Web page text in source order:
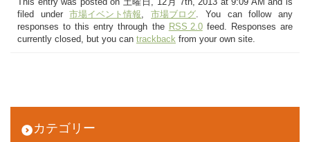
カテゴリー
This entry was posted on 土曜日, 12月 7th, 2013 at 9:09 AM and is
filed under市場イベント情報,市場ブログ. You can follow any
responses to this entry through the RSS 2.0feed. Responses are
currently closed, but you can trackback from your own site.